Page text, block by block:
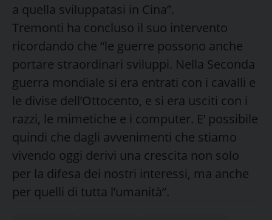
a quella sviluppatasi in Cina”.
Tremonti ha concluso il suo intervento
ricordando che “le guerre possono anche
portare straordinari sviluppi. Nella Seconda
guerra mondiale si era entrati con i cavalli e
le divise dell’Ottocento, e si era usciti con i
razzi, le mimetiche e i computer. E’ possibile
quindi che dagli avvenimenti che stiamo
vivendo oggi derivi una crescita non solo
per la difesa dei nostri interessi, ma anche
per quelli di tutta l’umanità”.